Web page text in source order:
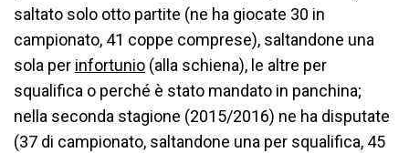
saltato solo otto partite (ne ha giocate 30 in
campionato, 41 coppe comprese), saltandone una
sola per infortunio (alla schiena), le altre per
squalifica o perché è stato mandato in panchina;
nella seconda stagione (2015/2016) ne ha disputate
(37 di campionato, saltandone una per squalifica, 45